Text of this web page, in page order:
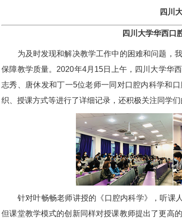
四川
四川大学华西口
为及时发现和解决教学工作中的困难和问题，我
保障教学质量。2020年4月15日上午，四川大学华
志秀、唐休发和丁一5位老师一同对口腔内科学和
织、授课方式等进行了详细记录，还积极关注同学
针对叶畅畅老师讲授的《口腔内科学》，听课人
但课堂教学模式的创新同样对授课教师提出了更高